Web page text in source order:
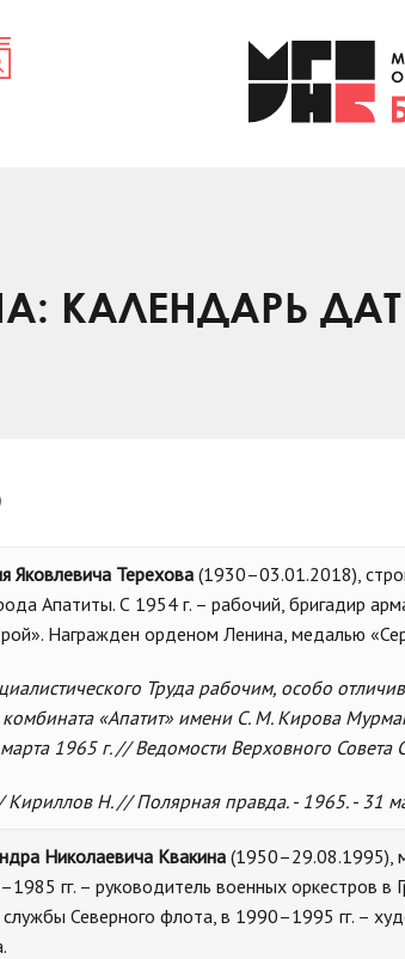
КАЛЕНДАРЬ
Яковлевича Терехова (1930–03.01.2018),
Апатиты. С 1954 г. – рабочий, бригадир
Награжден орденом Ленина, медалью
Труда рабочим, особо
«Апатит» имени С. М. Кирова
1965 г. // Ведомости Верховного
Н. // Полярная правда. - 1965. - 31
Николаевича Квакина (1950–29.08.1995),
гг. – руководитель военных оркестров в
Северного флота, в 1990–1995 гг. –